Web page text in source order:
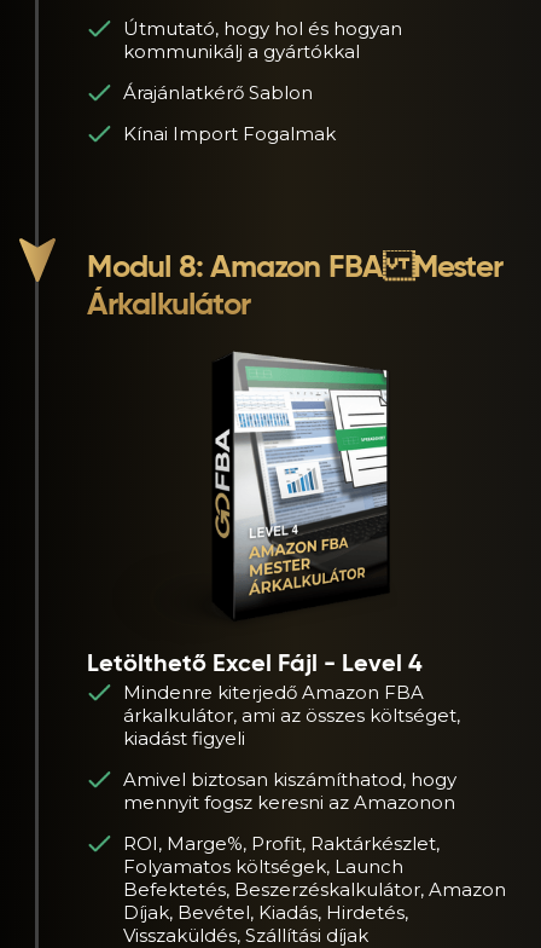
Útmutató, hogy hol és hogyan
kommunikálj a gyártókkal
Árajánlatkérő Sablon
Kínai Import Fogalmak
Modul 8: Amazon FBA Mester
Árkalkulátor
Letölthető Excel Fájl - Level 4
Mindenre kiterjedő Amazon FBA
árkalkulátor, ami az összes költséget,
kiadást figyeli
Amivel biztosan kiszámíthatod, hogy
mennyit fogsz keresni az Amazonon
ROI, Marge%, Profit, Raktárkészlet,
Folyamatos költségek, Launch
Befektetés, Beszerzéskalkulátor, Amazon
Díjak, Bevétel, Kiadás, Hirdetés,
Visszaküldés, Szállítási díjak